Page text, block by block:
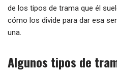
de los tipos de trama que él
cómo los divide para dar esa
una.
Algunos tipos de